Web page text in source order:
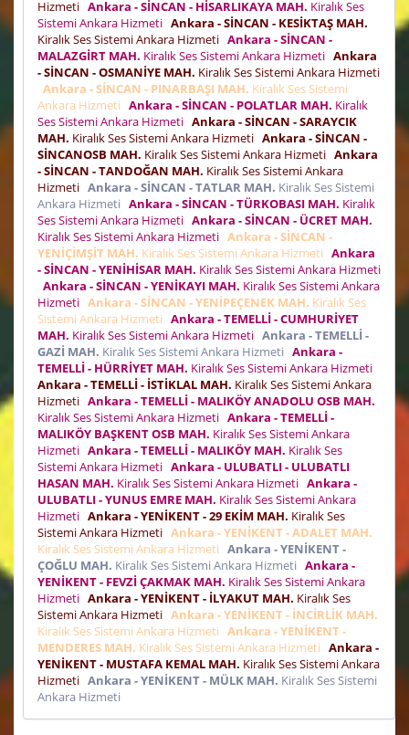
Hizmeti Ankara - SİNCAN - HİSARLIKAYA MAH. Kiralık Ses
Sistemi Ankara Hizmeti Ankara - SİNCAN - KESİKTAŞ MAH.
Kiralık Ses Sistemi Ankara Hizmeti Ankara - SİNCAN -
MALAZGİRT MAH. Kiralık Ses Sistemi Ankara Hizmeti Ankara
- SİNCAN - OSMANİYE MAH. Kiralık Ses Sistemi Ankara Hizmeti
Ankara - SİNCAN - PINARBAŞI MAH. Kiralık Ses Sistemi
Ankara Hizmeti Ankara - SİNCAN - POLATLAR MAH. Kiralık
Ses Sistemi Ankara Hizmeti Ankara - SİNCAN - SARAYCIK
MAH. Kiralık Ses Sistemi Ankara Hizmeti Ankara - SİNCAN -
SİNCANOSB MAH. Kiralık Ses Sistemi Ankara Hizmeti Ankara
- SİNCAN - TANDOĞAN MAH. Kiralık Ses Sistemi Ankara
Hizmeti Ankara - SİNCAN - TATLAR MAH. Kiralık Ses Sistemi
Ankara Hizmeti Ankara - SİNCAN - TÜRKOBASI MAH. Kiralık
Ses Sistemi Ankara Hizmeti Ankara - SİNCAN - ÜCRET MAH.
Kiralık Ses Sistemi Ankara Hizmeti Ankara - SİNCAN -
YENİÇİMŞİT MAH. Kiralık Ses Sistemi Ankara Hizmeti Ankara
- SİNCAN - YENİHİSAR MAH. Kiralık Ses Sistemi Ankara Hizmeti
Ankara - SİNCAN - YENİKAYI MAH. Kiralık Ses Sistemi Ankara
Hizmeti Ankara - SİNCAN - YENİPEÇENEK MAH. Kiralık Ses
Sistemi Ankara Hizmeti Ankara - TEMELLİ - CUMHURİYET
MAH. Kiralık Ses Sistemi Ankara Hizmeti Ankara - TEMELLİ -
GAZİ MAH. Kiralık Ses Sistemi Ankara Hizmeti Ankara -
TEMELLİ - HÜRRİYET MAH. Kiralık Ses Sistemi Ankara Hizmeti
Ankara - TEMELLİ - İSTİKLAL MAH. Kiralık Ses Sistemi Ankara
Hizmeti Ankara - TEMELLİ - MALIKÖY ANADOLU OSB MAH.
Kiralık Ses Sistemi Ankara Hizmeti Ankara - TEMELLİ -
MALIKÖY BAŞKENT OSB MAH. Kiralık Ses Sistemi Ankara
Hizmeti Ankara - TEMELLİ - MALIKÖY MAH. Kiralık Ses
Sistemi Ankara Hizmeti Ankara - ULUBATLI - ULUBATLI
HASAN MAH. Kiralık Ses Sistemi Ankara Hizmeti Ankara -
ULUBATLI - YUNUS EMRE MAH. Kiralık Ses Sistemi Ankara
Hizmeti Ankara - YENİKENT - 29 EKİM MAH. Kiralık Ses
Sistemi Ankara Hizmeti Ankara - YENİKENT - ADALET MAH.
Kiralık Ses Sistemi Ankara Hizmeti Ankara - YENİKENT -
ÇOĞLU MAH. Kiralık Ses Sistemi Ankara Hizmeti Ankara -
YENİKENT - FEVZİ ÇAKMAK MAH. Kiralık Ses Sistemi Ankara
Hizmeti Ankara - YENİKENT - İLYAKUT MAH. Kiralık Ses
Sistemi Ankara Hizmeti Ankara - YENİKENT - İNCİRLİK MAH.
Kiralık Ses Sistemi Ankara Hizmeti Ankara - YENİKENT -
MENDERES MAH. Kiralık Ses Sistemi Ankara Hizmeti Ankara -
YENİKENT - MUSTAFA KEMAL MAH. Kiralık Ses Sistemi Ankara
Hizmeti Ankara - YENİKENT - MÜLK MAH. Kiralık Ses Sistemi
Ankara Hizmeti